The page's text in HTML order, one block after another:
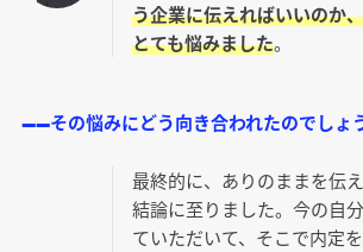
う企業に伝えればいいのか
とても悩みました。
――その悩みにどう向き合われたのでしょ
最終的に、ありのままを伝
結論に至りました。今の自
ていただいて、そこで内定